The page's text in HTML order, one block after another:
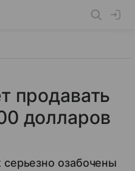
продавать
долларов
озабочены